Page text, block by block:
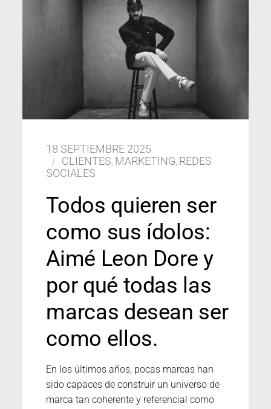
18 SEPTIEMBRE 2025
CLIENTES MARKETING REDES
SOCIALES
Todos quieren ser
como sus ídolos:
Aimé Leon Dore y
por qué todas las
marcas desean ser
como ellos.
En los últimos años, pocas marcas han
sido capaces de construir un universo de
marca tan coherente y referencial como